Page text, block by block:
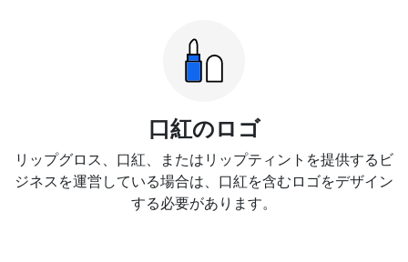
口紅のロゴ
リップグロス、口紅、またはリップティントを提供するビ
ジネスを運営している場合は、口紅を含むロゴをデザイン
する必要があります。